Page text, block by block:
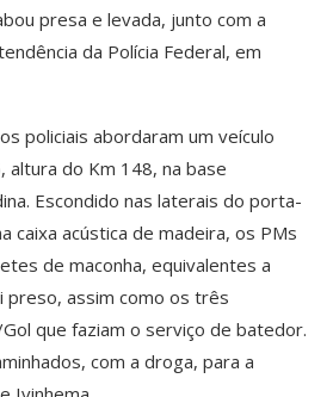
presa e levada, junto com a
da Polícia Federal, em
policiais abordaram um veículo
altura do Km 148, na base
Escondido nas laterais do porta-
caixa acústica de madeira, os PMs
de maconha, equivalentes a
preso, assim como os três
que faziam o serviço de batedor.
com a droga, para a